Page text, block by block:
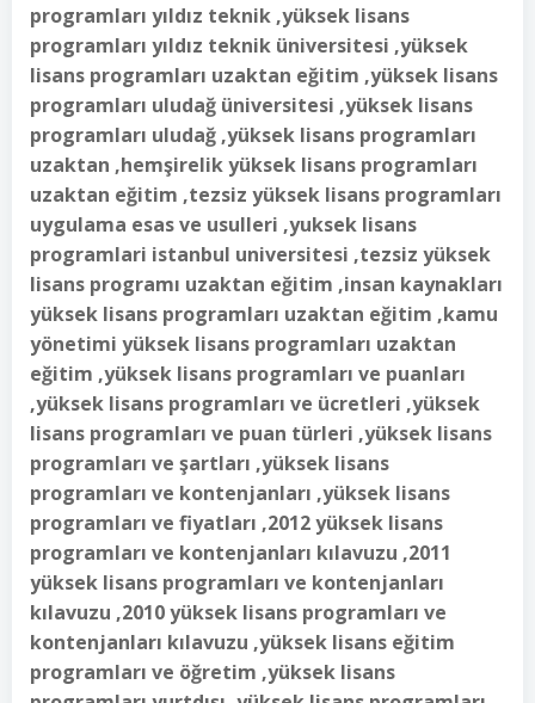
programları yıldız teknik ,yüksek lisans
programları yıldız teknik üniversitesi ,yüksek
lisans programları uzaktan eğitim ,yüksek lisans
programları uludağ üniversitesi ,yüksek lisans
programları uludağ ,yüksek lisans programları
uzaktan ,hemşirelik yüksek lisans programları
uzaktan eğitim ,tezsiz yüksek lisans programları
uygulama esas ve usulleri ,yuksek lisans
programlari istanbul universitesi ,tezsiz yüksek
lisans programı uzaktan eğitim ,insan kaynakları
yüksek lisans programları uzaktan eğitim ,kamu
yönetimi yüksek lisans programları uzaktan
eğitim ,yüksek lisans programları ve puanları
,yüksek lisans programları ve ücretleri ,yüksek
lisans programları ve puan türleri ,yüksek lisans
programları ve şartları ,yüksek lisans
programları ve kontenjanları ,yüksek lisans
programları ve fiyatları ,2012 yüksek lisans
programları ve kontenjanları kılavuzu ,2011
yüksek lisans programları ve kontenjanları
kılavuzu ,2010 yüksek lisans programları ve
kontenjanları kılavuzu ,yüksek lisans eğitim
programları ve öğretim ,yüksek lisans